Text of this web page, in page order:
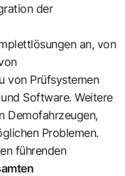
der
an, von
von Prüfsystemen
Software. Weitere
Demofahrzeugen,
Problemen.
führenden